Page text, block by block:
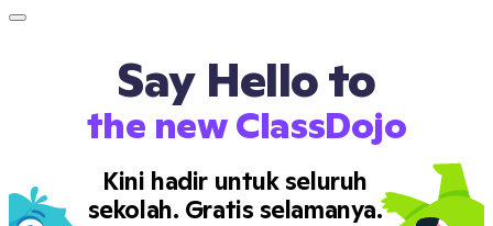
Say Hello to
the new ClassDojo
Kini hadir untuk seluruh
sekolah. Gratis selamanya.